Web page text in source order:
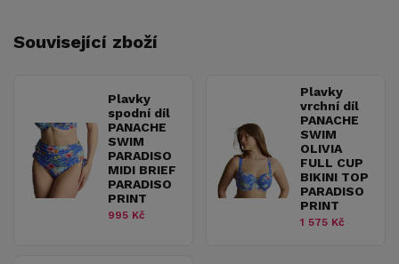
Související zboží
Plavky
spodní díl
PANACHE
SWIM
PARADISO
MIDI BRIEF
PARADISO
PRINT
995 Kč
Plavky
vrchní díl
PANACHE
SWIM
OLIVIA
FULL CUP
BIKINI TOP
PARADISO
PRINT
1 575 Kč